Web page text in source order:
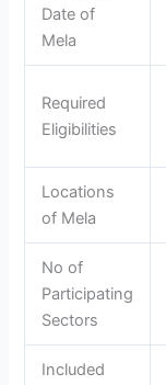
Date of
Mela
Required
Eligibilities
Locations
of Mela
No of
Participating
Sectors
Included